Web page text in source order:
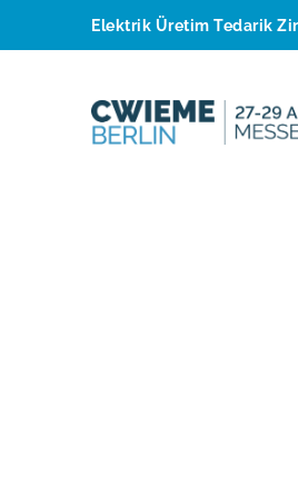
Elektrik Üretim Tedarik